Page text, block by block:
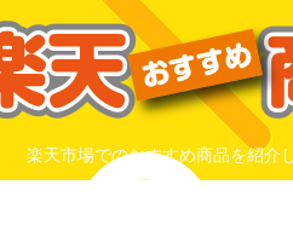
楽天市場でのおすすめ商品を紹介